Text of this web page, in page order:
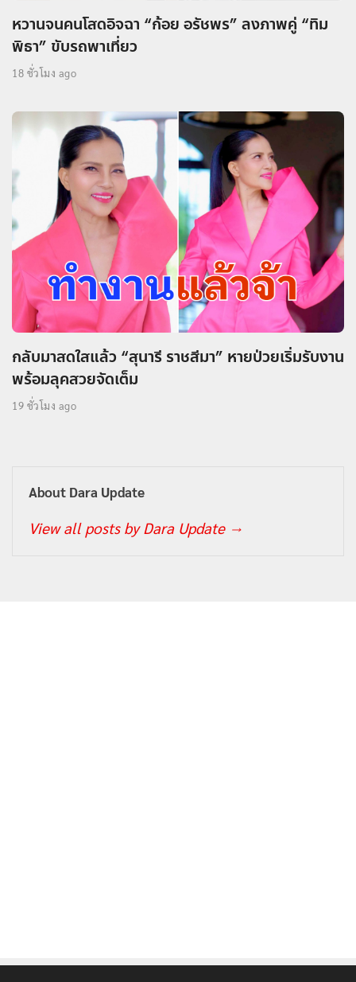
หวานจนคนโสดอิจฉา “ก้อย อรัชพร” ลงภาพคู่ “ทิม
พิธา” ขับรถพาเที่ยว
18 ชั่วโมง ago
กลับมาสดใสแล้ว “สุนารี ราชสีมา” หายป่วยเริ่มรับงาน
พร้อมลุคสวยจัดเต็ม
19 ชั่วโมง ago
About Dara Update
View all posts by Dara Update →